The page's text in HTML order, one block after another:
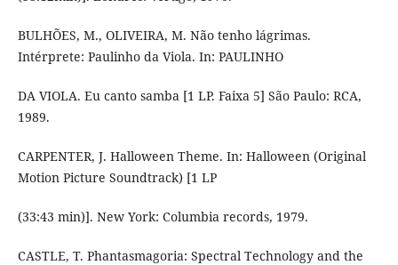
BULHÕES, M., OLIVEIRA, M. Não tenho lágrimas.
Intérprete: Paulinho da Viola. In: PAULINHO
DA VIOLA. Eu canto samba [1 LP. Faixa 5] São Paulo: RCA,
1989.
CARPENTER, J. Halloween Theme. In: Halloween (Original
Motion Picture Soundtrack) [1 LP
(33:43 min)]. New York: Columbia records, 1979.
CASTLE, T. Phantasmagoria: Spectral Technology and the